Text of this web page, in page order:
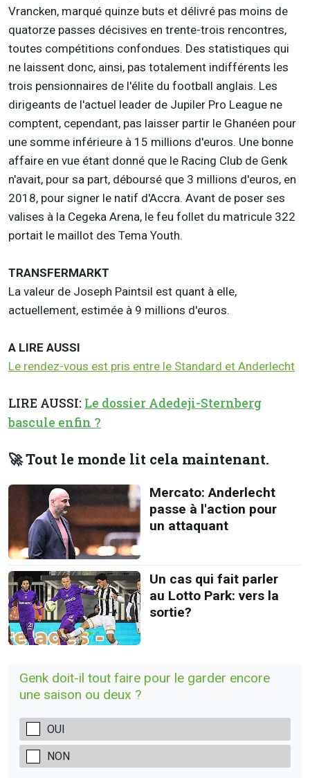
Vrancken, marqué quinze buts et délivré pas moins de
quatorze passes décisives en trente-trois rencontres,
toutes compétitions confondues. Des statistiques qui
ne laissent donc, ainsi, pas totalement indifférents les
trois pensionnaires de l'élite du football anglais. Les
dirigeants de l'actuel leader de Jupiler Pro League ne
comptent, cependant, pas laisser partir le Ghanéen pour
une somme inférieure à 15 millions d'euros. Une bonne
affaire en vue étant donné que le Racing Club de Genk
n'avait, pour sa part, déboursé que 3 millions d'euros, en
2018, pour signer le natif d'Accra. Avant de poser ses
valises à la Cegeka Arena, le feu follet du matricule 322
portait le maillot des Tema Youth.
TRANSFERMARKT
La valeur de Joseph Paintsil est quant à elle,
actuellement, estimée à 9 millions d'euros.
A LIRE AUSSI
Le rendez-vous est pris entre le Standard et Anderlecht
LIRE AUSSI: Le dossier Adedeji-Sternberg
bascule enfin ?
🚀 Tout le monde lit cela maintenant.
Mercato: Anderlecht
passe à l'action pour
un attaquant
Un cas qui fait parler
au Lotto Park: vers la
sortie?
Genk doit-il tout faire pour le garder encore
une saison ou deux ?
OUI
NON